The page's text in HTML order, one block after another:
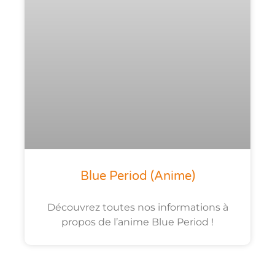
Blue Period (anime)
Découvrez toutes nos informations à
propos de l’anime Blue Period !